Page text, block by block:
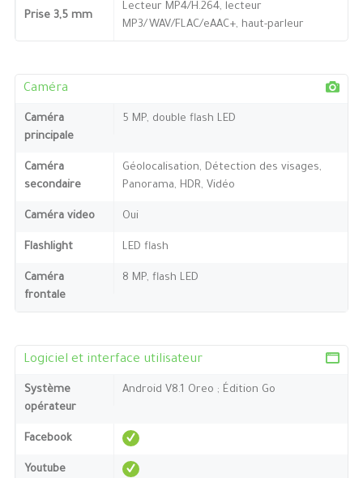
Prise 3,5 mm
Lecteur MP4/H.264, lecteur
MP3/WAV/FLAC/eAAC+, haut-parleur
Caméra
Caméra
principale
5 MP, double flash LED
Caméra
secondaire
Géolocalisation, Détection des visages,
Panorama, HDR, Vidéo
Caméra video Oui
Flashlight LED flash
Caméra
frontale
8 MP, flash LED
Logiciel et interface utilisateur
Système
opérateur
Android V8.1 Oreo ; Édition Go
Facebook
Youtube